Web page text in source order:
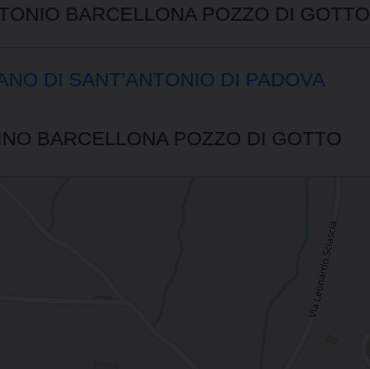
BARCELLONA POZZO DI GOTTO
DI SANT’ANTONIO DI PADOVA
BARCELLONA POZZO DI GOTTO